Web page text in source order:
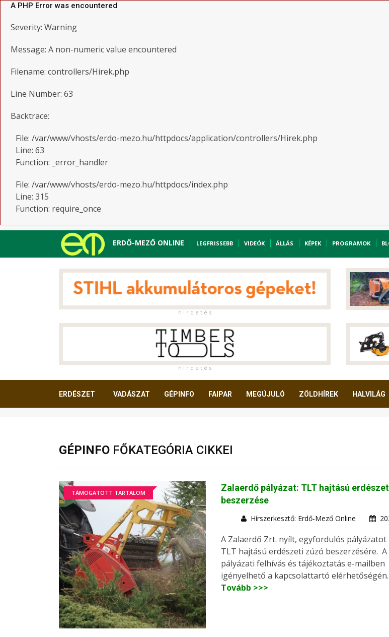
A PHP Error was encountered
Severity: Warning
Message: A non-numeric value encountered
Filename: controllers/Hirek.php
Line Number: 63
Backtrace:
File: /var/www/vhosts/erdo-mezo.hu/httpdocs/application/controllers/Hirek.php
Line: 63
Function: _error_handler
File: /var/www/vhosts/erdo-mezo.hu/httpdocs/index.php
Line: 315
Function: require_once
ERDŐ-MEZŐ ONLINE LEGFRISSEBB VIDEÓK ÁLLÁS KÉPEK PROGRAMOK
h i r d e t é s
h i r d e t é s
ERDÉSZET VADÁSZAT GÉPINFO FAIPAR MEGÚJULÓ ZÖLDHÍREK HALVILÁG
GÉPINFO FŐKATEGÓRIA CIKKEI
TÁMOGATOTT TARTALOM
Zalaerdő pályázat: TLT hajtású
beszerzése
Hírszerkesztő: Erdő-Mező Online
A Zalaerdő Zrt. nyílt, egyfordulós
TLT hajtású erdészeti zúzó beszerzésére.
pályázati felhívás és tájékoztatás e-mailben
igényelhető a kapcsolattartó elérhetőségén.
Tovább >>>